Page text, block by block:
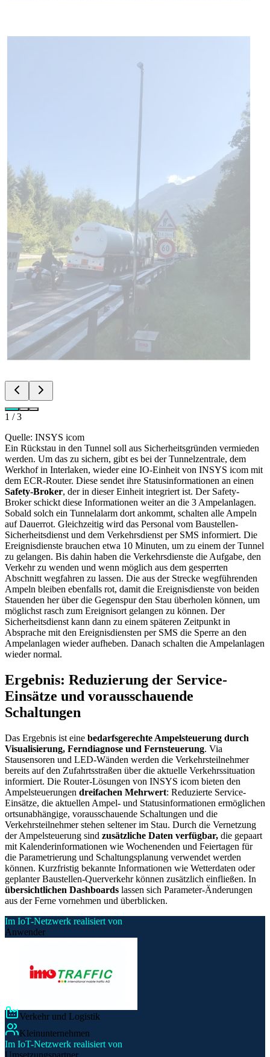
1 /3
Quelle: INSYS icom
Ein Rückstau in den Tunnel soll aus Sicherheitsgründen vermieden
werden. Um das zu sichern, gibt es bei der Tunnelzentrale, dem
Werkhof in Interlaken, wieder eine IO-Einheit von INSYS icom mit
dem ECR-Router. Diese sendet ihre Statusinformationen an einen
Safety-Broker, der in dieser Einheit integriert ist. Der Safety-
Broker schickt diese Informationen weiter an die 3 Ampelanlagen.
Sobald solch ein Tunnelalarm dort ankommt, schalten alle Ampeln
auf Dauerrot. Gleichzeitig wird das Personal vom Baustellen-
Sicherheitsdienst und dem Verkehrsdienst per SMS informiert. Die
Ereignisdienste brauchen etwa 10 Minuten, um zu einem der Tunnel
zu gelangen. Bis dahin haben die Verkehrsdienste die Aufgabe, den
Verkehr zu wenden und wenn möglich aus dem gesperrten
Abschnitt wegfahren zu lassen. Die aus der Strecke wegführenden
Ampeln bleiben ebenfalls rot, damit die Ereignisdienste von beiden
Stauenden her über die Gegenspur den Stau überholen können, um
möglichst rasch zum Ereignisort gelangen zu können. Der
Sicherheitsdienst kann dann zu einem späteren Zeitpunkt in
Absprache mit den Ereignisdiensten per SMS die Sperre an den
Ampelanlagen wieder aufheben. Danach schalten die Ampelanlagen
wieder normal.
Ergebnis: Reduzierung der Service-
Einsätze und vorausschauende
Schaltungen
Das Ergebnis ist eine bedarfsgerechte Ampelsteuerung durch
Visualisierung, Ferndiagnose und Fernsteuerung. Via
Stausensoren und LED-Wänden werden die Verkehrsteilnehmer
bereits auf den Zufahrtsstraßen über die aktuelle Verkehrssituation
informiert. Die Router-Lösungen von INSYS icom bieten den
Ampelsteuerungen dreifachen Mehrwert: Reduzierte Service-
Einsätze, die aktuellen Ampel- und Statusinformationen ermöglichen
ortsunabhängige, vorausschauende Schaltungen und die
Verkehrsteilnehmer stehen seltener im Stau. Durch die Vernetzung
der Ampelsteuerung sind zusätzliche Daten verfügbar, die gepaart
mit Kalenderinformationen wie Wochenenden und Feiertagen für
die Parametrierung und Schaltungsplanung verwendet werden
können. Kurzfristig bekannte Informationen wie Wetterdaten oder
geplanter Baustellen-Querverkehr können zusätzlich einfließen. In
übersichtlichen Dashboards lassen sich Parameter-Änderungen
aus der Ferne vornehmen und überblicken.
Im IoT-Netzwerk realisiert von
Anwender
Verkehr und Logistik
Kleinunternehmen
Im IoT-Netzwerk realisiert von
Umsetzungspartner